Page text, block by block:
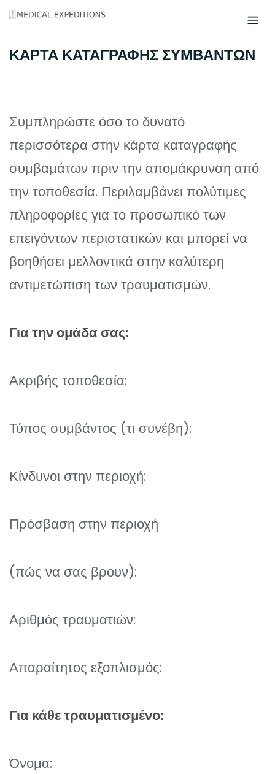
Skip
content
ΚΑΡΤΑ ΚΑΤΑΓΡΑΦΗΣ ΣΥΜΒΑΝΤΩΝ
Συμπληρώστε όσο το δυνατό
περισσότερα στην κάρτα καταγραφής
συμβαμάτων πριν την απομάκρυνση από
την τοποθεσία. Περιλαμβάνει πολύτιμες
πληροφορίες για το προσωπικό των
επειγόντων περιστατικών και μπορεί να
βοηθήσει μελλοντικά στην καλύτερη
αντιμετώπιση των τραυματισμών.
Για την ομάδα σας:
Ακριβής τοποθεσία:
Τύπος συμβάντος (τι συνέβη):
Κίνδυνοι στην περιοχή:
Πρόσβαση στην περιοχή
(πώς να σας βρουν):
Αριθμός τραυματιών:
Απαραίτητος εξοπλισμός:
Για κάθε τραυματισμένο:
Όνομα: